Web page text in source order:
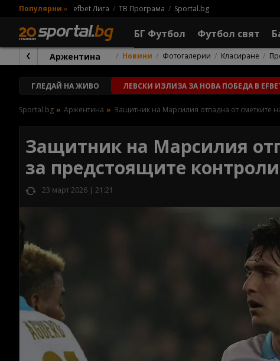
Популярни » efbet Лига ТВ Програма Sportal.bg
БГ Футбол Футбол свят
Аржентина Новини Фотогалерии Класиране
ГЛЕДАЙ НА ЖИВО ЛЕВСКИ ИЗЛИЗА ЗА НОВА ПОБЕДА В
Sportal.bg Аржентина Защитник на Марсилия отпадна от сметките
Защитник на Марсилия
за предстоящите контроли
23 март 2026 | 21:21